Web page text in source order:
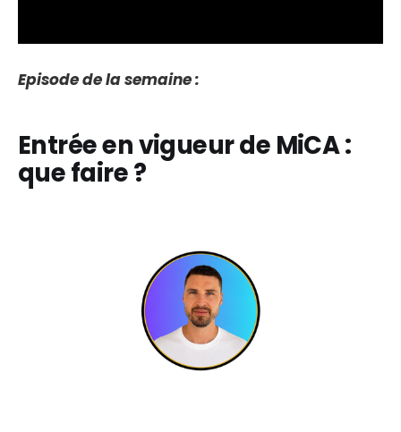
Episode de la semaine :
Entrée en vigueur de MiCA :
que faire ?